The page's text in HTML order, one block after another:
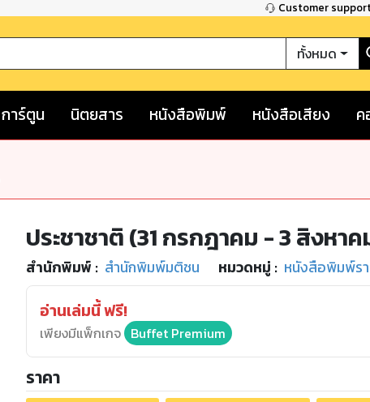
Customer
ทั้งหมด
การ์ตูน นิตยสาร หนังสือพิมพ์ หนังสือเสียง ค
ประชาชาติ (31 กรกฎาคม - 3 สิงหา
สำนักพิมพ์ : สำนักพิมพ์มติชน หมวดหมู่ : หนังสือพิมพ์ร
อ่านเล่มนี้ ฟรี!
เพียงมีแพ็กเกจ Buffet Premium
ราคา